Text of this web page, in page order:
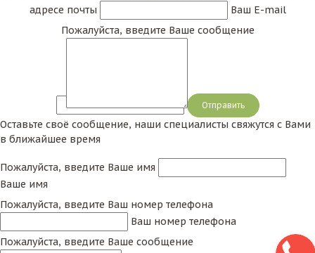
адресе почты
Ваш E-mail
Пожалуйста, введите Ваше сообщение
Сообщение
Оставьте своё сообщение, наши специалисты свяжутся с Вами
в ближайшее время
Пожалуйста, введите Ваше имя
Ваше имя
Пожалуйста, введите Ваш номер телефона
Ваш номер телефона
Пожалуйста, введите Ваше сообщение